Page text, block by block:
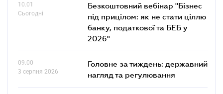
10.01
Сьогодні
Безкоштовний вебінар "Бізнес
під прицілом: як не стати ціллю
банку, податкової та БЕБ у
2026"
09.00
3 серпня 2026
Головне за тиждень: державний
нагляд та регулювання